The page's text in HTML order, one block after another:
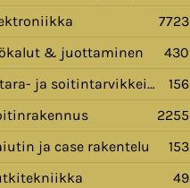
7723
& juottaminen
430
ja soitintarvikkeita
156
2255
ja case rakentelu
153
49